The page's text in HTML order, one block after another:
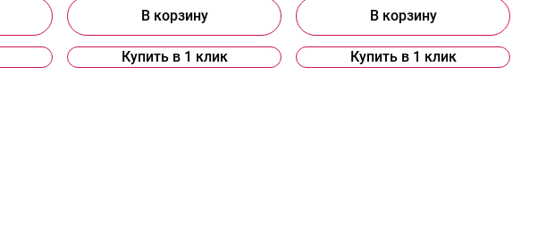
В корзину
Купить в 1 клик
В корзину
Купить в 1 клик